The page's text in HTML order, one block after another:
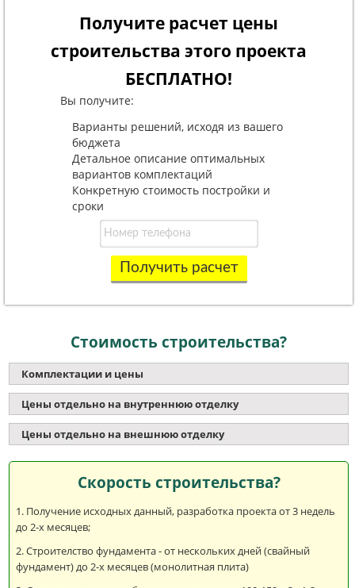
Получите расчет цены
строительства этого проекта
БЕСПЛАТНО!
Вы получите:
Варианты решений, исходя из вашего
бюджета
Детальное описание оптимальных
вариантов комплектаций
Конкретную стоимость постройки и
сроки
Получить расчет
Стоимость строительства?
Комплектации и цены
Цены отдельно на внутреннюю отделку
Цены отдельно на внешнюю отделку
Скорость строительства?
Получение исходных данный, разработка проекта от 3 недель
до 2-х месяцев;
Строителство фундамента - от нескольких дней (свайный
фундамент) до 2-х месяцев (монолитная плита)